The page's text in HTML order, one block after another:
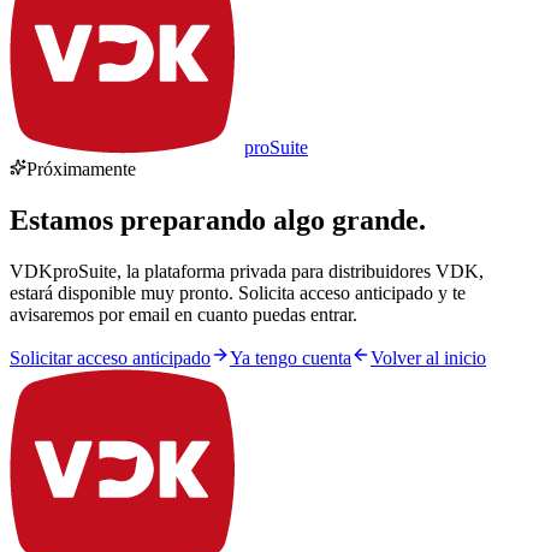
proSuite
Próximamente
Estamos preparando algo grande.
VDKproSuite, la plataforma privada para distribuidores VDK,
estará disponible muy pronto. Solicita acceso anticipado y te
avisaremos por email en cuanto puedas entrar.
Solicitar acceso anticipado Ya tengo cuenta Volver al inicio